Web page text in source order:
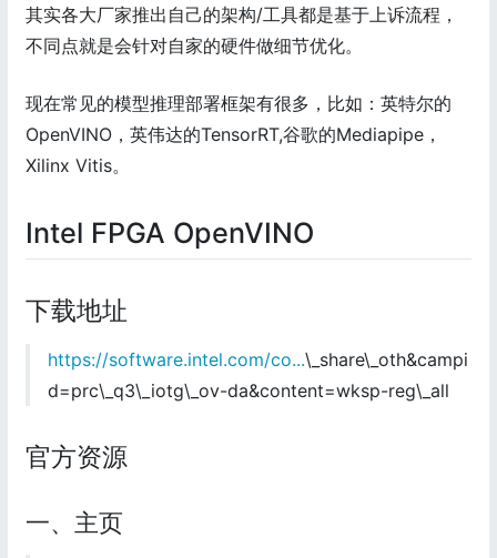
其实各大厂家推出自己的架构/工具都是基于上诉流程，
不同点就是会针对自家的硬件做细节优化。
现在常见的模型推理部署框架有很多，比如：英特尔的
OpenVINO，英伟达的TensorRT,谷歌的Mediapipe，
Xilinx Vitis。
Intel FPGA OpenVINO
下载地址
https://software.intel.com/co...\_share\_oth&campi
d=prc\_q3\_iotg\_ov-da&content=wksp-reg\_all
官方资源
一、主页